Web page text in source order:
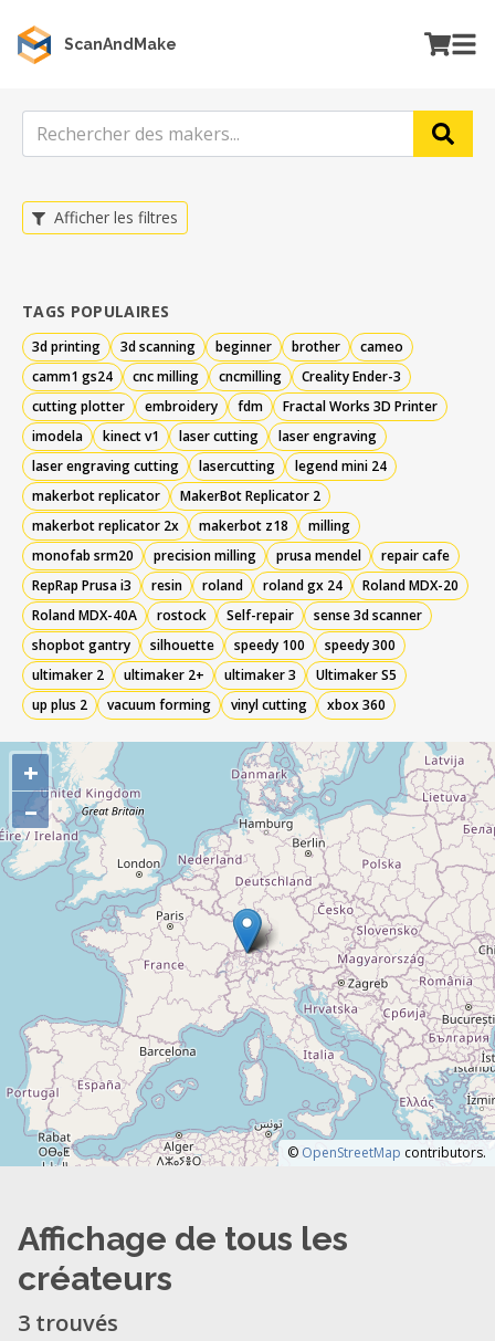
ScanAndMake
Afficher les filtres
TAGS POPULAIRES
3d printing 3d scanning beginner brother
cameo
camm1 gs24
cnc milling cncmilling
Creality Ender-3
cutting plotter
embroidery fdm
Fractal Works 3D Printer
imodela
kinect v1 laser cutting
laser engraving
laser engraving cutting
lasercutting
legend mini 24
makerbot replicator
MakerBot Replicator 2
makerbot replicator 2x
makerbot z18
milling
monofab srm20
precision milling prusa mendel
repair cafe
RepRap Prusa i3
resin roland roland gx 24
Roland MDX-20
Roland MDX-40A
rostock Self-repair
sense 3d scanner
shopbot gantry
silhouette speedy 100
speedy 300
ultimaker 2
ultimaker 2+ ultimaker 3
Ultimaker S5
up plus 2
vacuum forming vinyl cutting xbox 360
+
–
© OpenStreetMap contributors.
Affichage de tous les
créateurs
3 trouvés